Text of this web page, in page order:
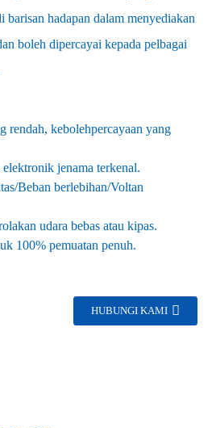
barisan hadapan dalam menyediakan
boleh dipercayai kepada pelbagai
rendah, kebolehpercayaan yang
jenama terkenal.
Beban berlebihan/Voltan
udara bebas atau kipas.
100% pemuatan penuh.
HUBUNGI KAMI